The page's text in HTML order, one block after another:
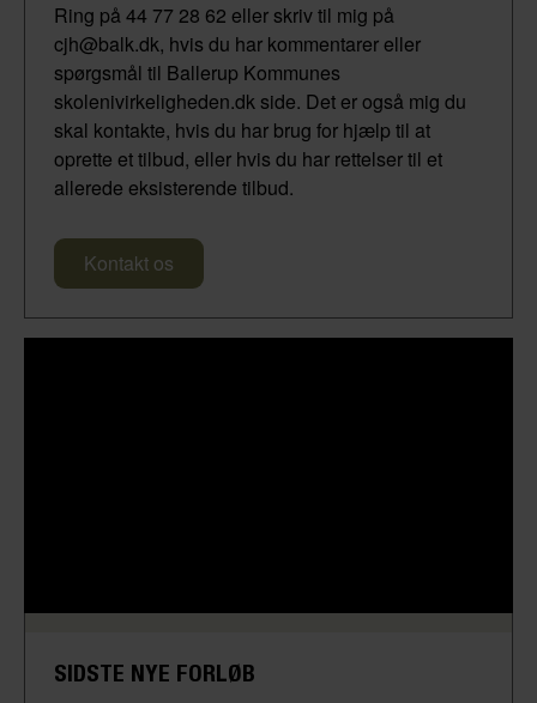
Ring på 44 77 28 62 eller skriv til mig på
cjh@balk.dk, hvis du har kommentarer eller
spørgsmål til Ballerup Kommunes
skolenivirkeligheden.dk side. Det er også mig du
skal kontakte, hvis du har brug for hjælp til at
oprette et tilbud, eller hvis du har rettelser til et
allerede eksisterende tilbud.
Kontakt os
SIDSTE NYE FORLØB